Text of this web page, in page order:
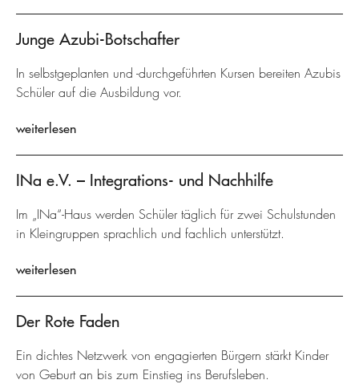
Junge Azubi-Botschafter
In selbstgeplanten und -durchgeführten Kursen bereiten Azubis
Schüler auf die Ausbildung vor.
weiterlesen
INa e.V. – Integrations- und Nachhilfe
Im „INa“-Haus werden Schüler täglich für zwei Schulstunden
in Kleingruppen sprachlich und fachlich unterstützt.
weiterlesen
Der Rote Faden
Ein dichtes Netzwerk von engagierten Bürgern stärkt Kinder
von Geburt an bis zum Einstieg ins Berufsleben.